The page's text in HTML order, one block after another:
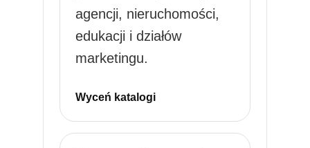
agencji, nieruchomości,
edukacji i działów
marketingu.
Wyceń katalogi